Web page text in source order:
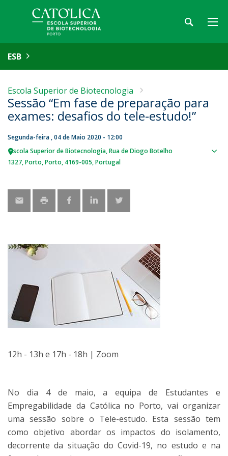
ESB
Escola Superior de Biotecnologia
Sessão “Em fase de preparação para
exames: desafios do tele-estudo!”
Segunda-feira , 04 de Maio 2020 - 12:00
Escola Superior de Biotecnologia Rua de Diogo Botelho
1327 Porto Porto 4169-005 Portugal
12h - 13h e 17h - 18h | Zoom
No dia 4 de maio, a equipa de Estudantes e
Empregabilidade da Católica no Porto, vai organizar
uma sessão sobre o Tele-estudo. Esta sessão tem
como objetivo abordar os impactos do isolamento,
decorrente da situação do Covid-19, no estudo e na